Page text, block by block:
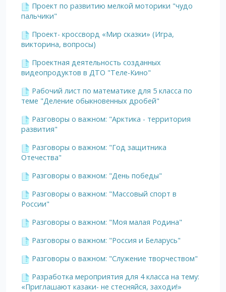
Проект по развитию мелкой моторики "чудо
пальчики"
Проект- кроссворд «Мир сказки» (Игра,
викторина, вопросы)
Проектная деятельность созданных
видеопродуктов в ДТО "Теле-Кино"
Рабочий лист по математике для 5 класса по
теме "Деление обыкновенных дробей"
Разговоры о важном: "Арктика - территория
развития"
Разговоры о важном: "Год защитника
Отечества"
Разговоры о важном: "День победы"
Разговоры о важном: "Массовый спорт в
России"
Разговоры о важном: "Моя малая Родина"
Разговоры о важном: "Россия и Беларусь"
Разговоры о важном: "Служение творчеством"
Разработка мероприятия для 4 класса на тему:
«Приглашают казаки- не стесняйся, заходи!»